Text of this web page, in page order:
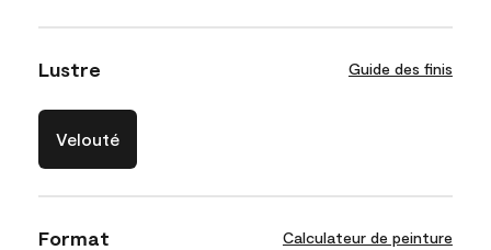
Lustre Guide des finis
Velouté
Format Calculateur de peinture